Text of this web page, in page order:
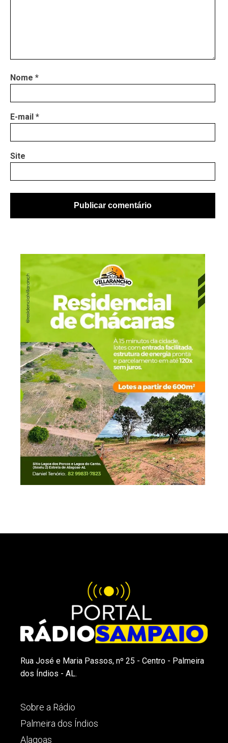
Nome *
E-mail *
Site
Rua José e Maria Passos, nº 25 - Centro - Palmeira
dos Índios - AL.
Sobre a Rádio
Palmeira dos Índios
Alagoas